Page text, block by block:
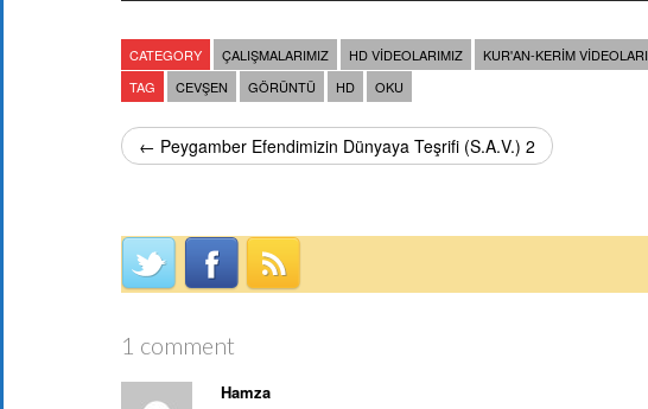
CATEGORY ÇALIŞMALARIMIZ HD VIDEOLARIMIZ
KUR'AN-KERIM VIDEOLARI
TAG
CEVŞEN GÖRÜNTÜ HD OKU
← Peygamber Efendimizin Dünyaya Teşrifi (S.A.V.) 2
1 comment
Hamza